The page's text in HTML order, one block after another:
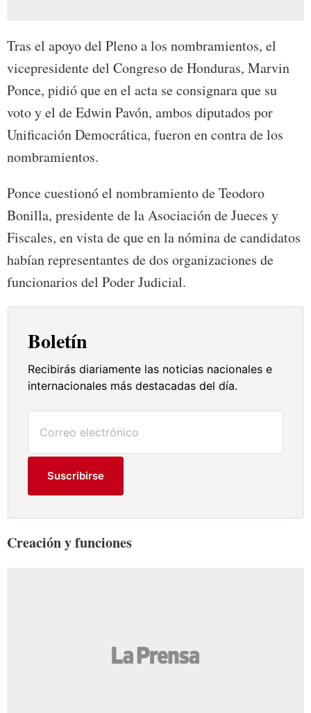
Tras el apoyo del Pleno a los nombramientos, el
vicepresidente del Congreso de Honduras, Marvin
Ponce, pidió que en el acta se consignara que su
voto y el de Edwin Pavón, ambos diputados por
Unificación Democrática, fueron en contra de los
nombramientos.
Ponce cuestionó el nombramiento de Teodoro
Bonilla, presidente de la Asociación de Jueces y
Fiscales, en vista de que en la nómina de candidatos
habían representantes de dos organizaciones de
funcionarios del Poder Judicial.
Boletín
Recibirás diariamente las noticias nacionales e
internacionales más destacadas del día.
Suscribirse
Creación y funciones